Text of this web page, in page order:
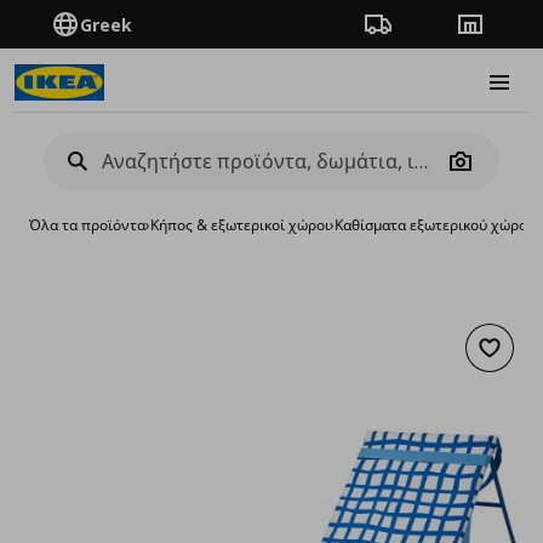
Greek Πορεία παραγγελίας
Camera
Όλα τα προϊόντα›Κήπος & εξωτερικοί χώροι›Καθίσματα εξωτερικού χώρου